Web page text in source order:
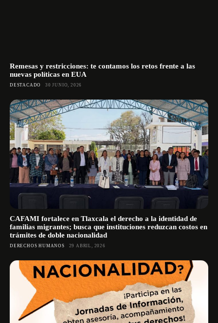
Remesas y restricciones: te contamos los retos frente a las
nuevas políticas en EUA
DESTACADO 30 JUNIO, 2026
CAFAMI fortalece en Tlaxcala el derecho a la identidad de
familias migrantes; busca que instituciones reduzcan costos en
trámites de doble nacionalidad
DERECHOS HUMANOS 29 ABRIL, 2026